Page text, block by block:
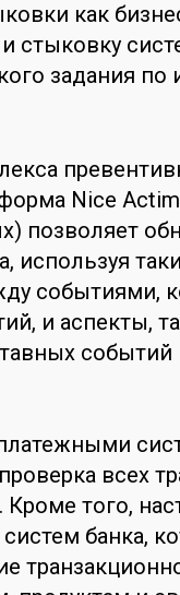
как
стыковку
задания по
Nice
позволяет
событиями,
и аспекты,
всех
того,
банка,